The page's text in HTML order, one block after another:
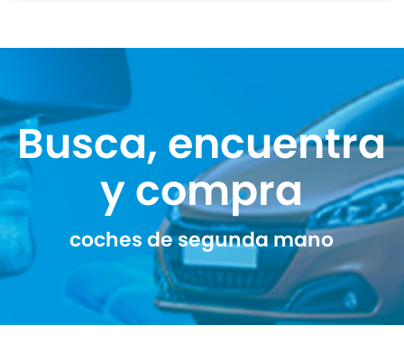
Busca, encuentra
y compra
coches de segunda mano